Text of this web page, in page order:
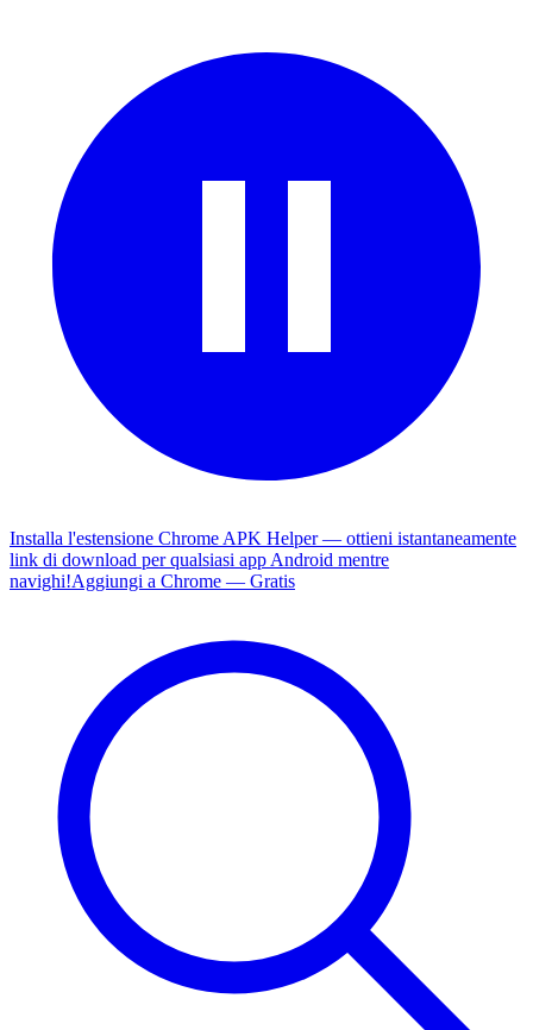
Installa l'estensione Chrome APK Helper — ottieni istantaneamente
link di download per qualsiasi app Android mentre
navighi!Aggiungi a Chrome — Gratis